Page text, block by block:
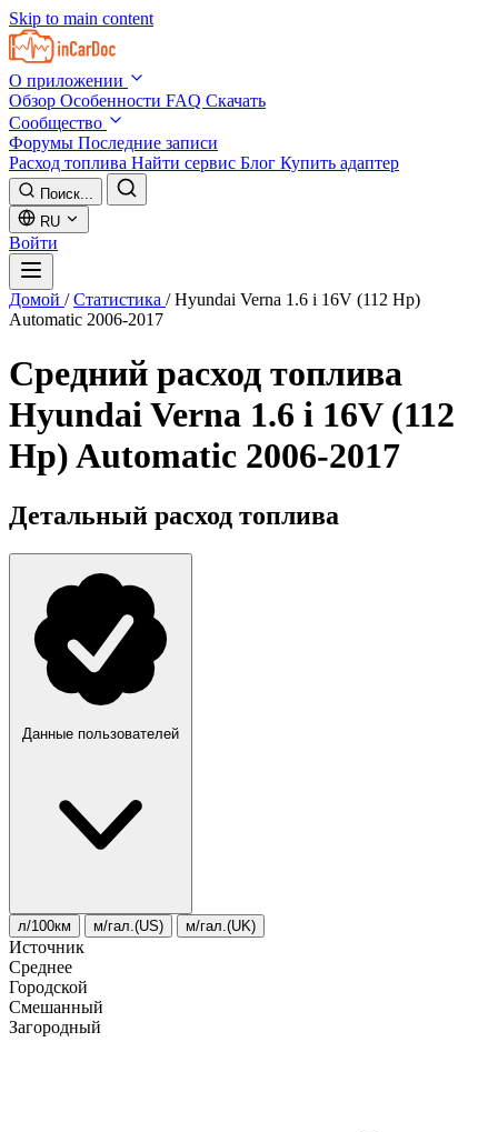
Skip to main content
О приложении
Обзор Особенности FAQ Скачать
Сообщество
Форумы Последние записи
Расход топлива Найти сервис Блог Купить адаптер
Поиск...
RU
Войти
Домой / Статистика / Hyundai Verna 1.6 i 16V (112 Hp)
Automatic 2006-2017
Средний расход топлива
Hyundai Verna 1.6 i 16V (112
Hp) Automatic 2006-2017
Детальный расход топлива
Данные пользователей
л/100км м/гал.(US) м/гал.(UK)
Источник
Среднее
Городской
Смешанный
Загородный